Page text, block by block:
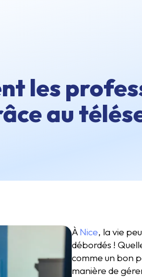
les
au
ÀNice, la vie
débordés !
comme un bon
manière de